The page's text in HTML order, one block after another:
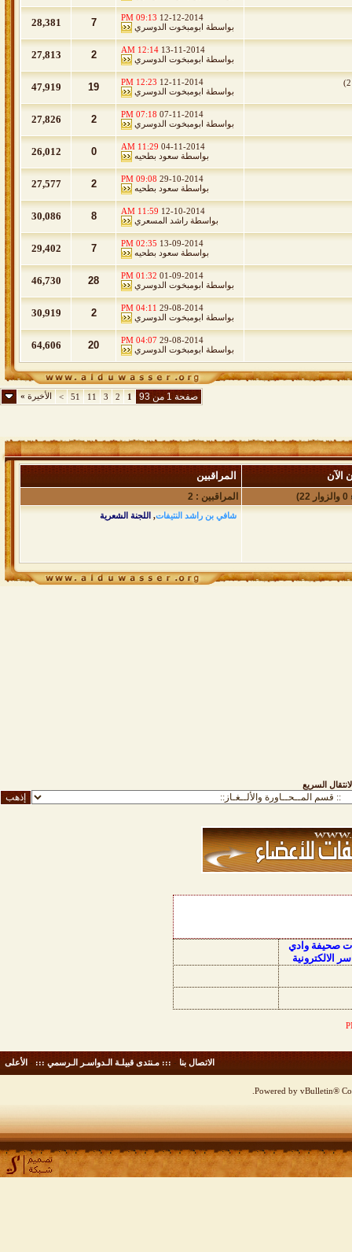
12-12-2014
09:13 PM
بواسطة ابومبخوت الدوسري 7
28,381
13-11-2014
12:14 AM
بواسطة ابومبخوت الدوسري 2
27,813
2
)
12-11-2014
12:23 PM
بواسطة ابومبخوت الدوسري 19
47,919
07-11-2014
07:18 PM
بواسطة ابومبخوت الدوسري 2
27,826
04-11-2014
11:29 AM
بواسطة سعود بطحيه 0
26,012
29-10-2014
09:08 PM
بواسطة سعود بطحيه 2
27,577
12-10-2014
11:59 AM
بواسطة راشد المسعري 8
30,086
13-09-2014
02:35 PM
بواسطة سعود بطحيه 7
29,402
01-09-2014
01:32 PM
بواسطة ابومبخوت الدوسري 28
46,730
29-08-2014
04:11 PM
بواسطة ابومبخوت الدوسري 2
30,919
29-08-2014
04:07 PM
بواسطة ابومبخوت الدوسري 20
64,606
صفحة 1 من 93 1
2
3
11
51
> الأخيرة»
الآن المراقبين
المراقبين : 2
شافي بن راشد النتيفات, اللجنة الشعرية
السريع
صحيفة وادي
الالكترونية
الاتصال بنا - ::: مـنتدى قبيلـة الـدواسـر الـرسمي ::: - الأعلى
Powered by vBulletin®